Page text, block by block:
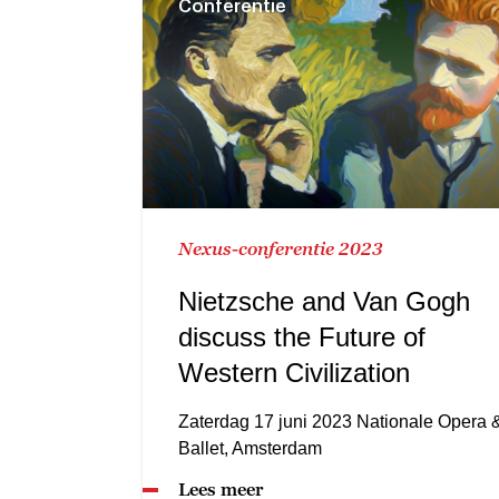
Conferentie
Nexus-conferentie 2023
Nietzsche and Van Gogh
discuss the Future of
Western Civilization
Zaterdag 17 juni 2023 Nationale Opera
Ballet, Amsterdam
Lees meer